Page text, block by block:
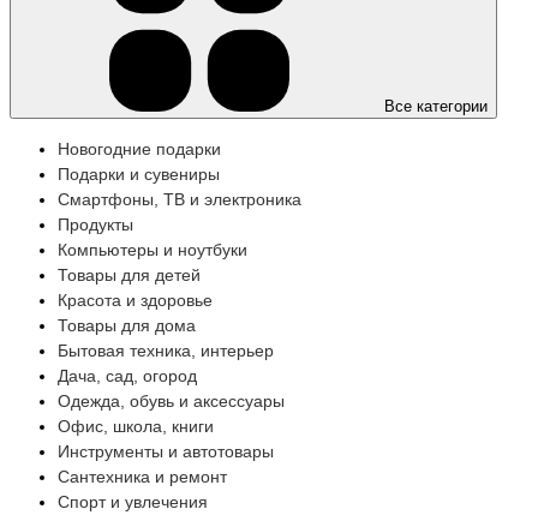
Все категории
Новогодние подарки
Подарки и сувениры
Смартфоны, ТВ и электроника
Продукты
Компьютеры и ноутбуки
Товары для детей
Красота и здоровье
Товары для дома
Бытовая техника, интерьер
Дача, сад, огород
Одежда, обувь и аксессуары
Офис, школа, книги
Инструменты и автотовары
Сантехника и ремонт
Спорт и увлечения